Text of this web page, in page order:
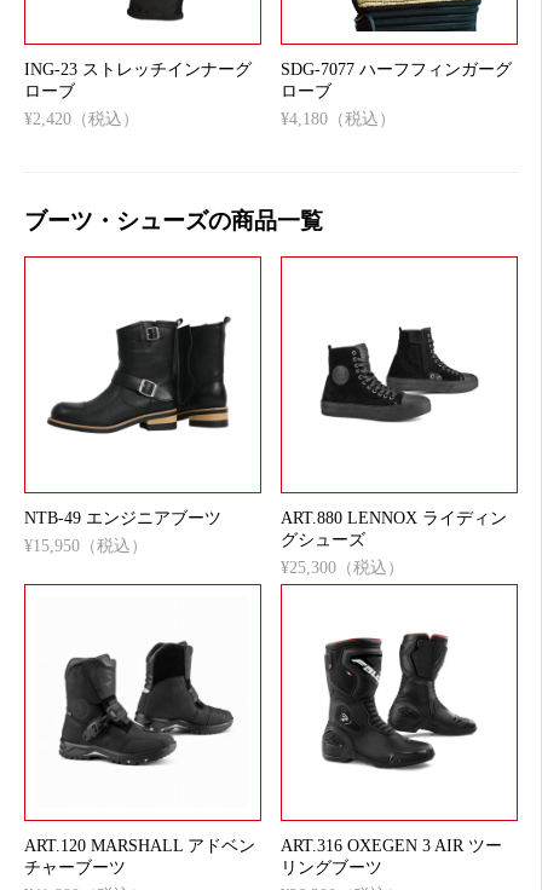
ING-23 ストレッチインナーグ
ローブ
¥2,420（税込）
SDG-7077 ハーフフィンガーグ
ローブ
¥4,180（税込）
ブーツ・シューズの商品一覧
NTB-49 エンジニアブーツ
¥15,950（税込）
ART.880 LENNOX ライディン
グシューズ
¥25,300（税込）
ART.120 MARSHALL アドベン
チャーブーツ
ART.316 OXEGEN 3 AIR ツー
リングブーツ